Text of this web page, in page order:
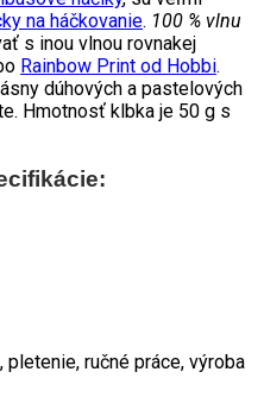
na háčkovanie. 100 % vlnu
s inou vlnou rovnakej
Rainbow Print od Hobbi.
dúhových a pastelových
Hmotnosť klbka je 50 g s
ručné práce, výroba